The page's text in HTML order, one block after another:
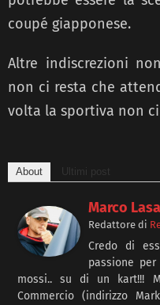
coupé giapponese.
Altre indiscrezioni
non ci resta che
volta la sportiva non
About Ultimi post
Marco
Redattore di
Credo di
passione
mossi.. su di un kart!!!
Commercio (indirizzo